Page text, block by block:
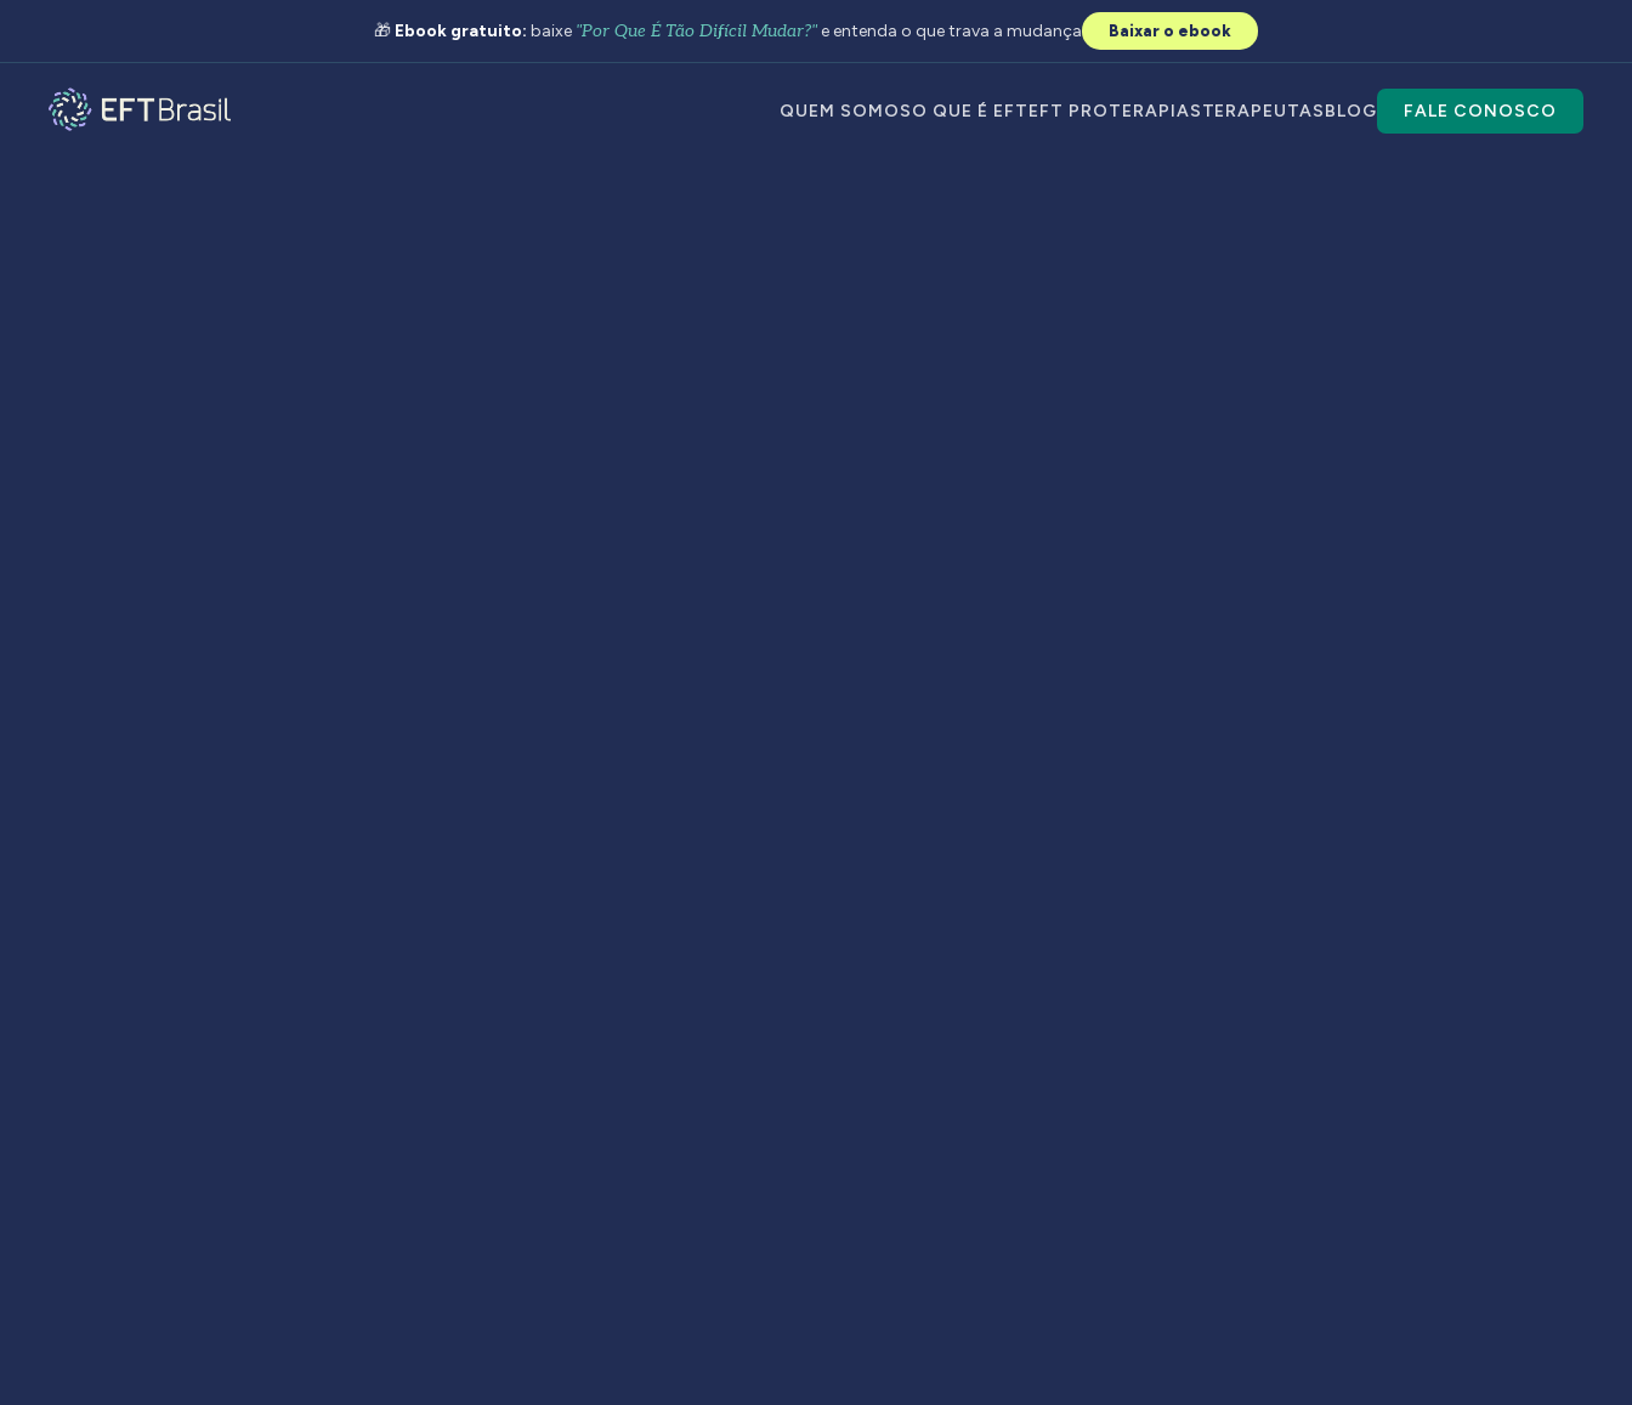
QUEM SOMOSO QUE É EFTEFT PROTERAPIASTERAPEUTASBLOG FALE CONOSCO
🎁 Ebook gratuito: baixe "Por Que É Tão Difícil Mudar?"e entenda o que trava a mudança Baixar o ebook